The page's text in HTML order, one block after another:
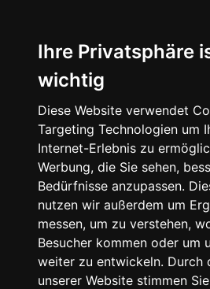
Ihre Privatsphäre
wichtig
Diese Website verwendet
Targeting Technologien um
Internet-Erlebnis zu
Werbung, die Sie sehen,
Bedürfnisse anzupassen.
nutzen wir außerdem um
messen, um zu verstehen,
Besucher kommen oder um
weiter zu entwickeln. Durch
unserer Website stimmen